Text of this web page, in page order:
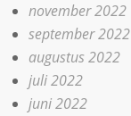
november 2022
september 2022
augustus 2022
juli 2022
juni 2022